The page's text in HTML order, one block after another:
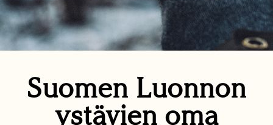
Suomen Luonnon
ystävien oma